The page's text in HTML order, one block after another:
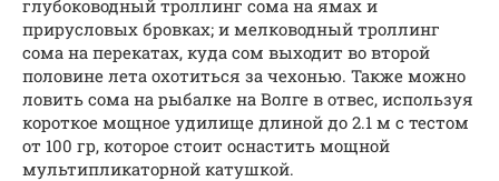
глубоководный троллинг сома на ямах и
прирусловых бровках; и мелководный троллинг
сома на перекатах, куда сом выходит во второй
половине лета охотиться за чехонью. Также можно
ловить сома на рыбалке на Волге в отвес, используя
короткое мощное удилище длиной до 2.1 м с тестом
от 100 гр, которое стоит оснастить мощной
мультипликаторной катушкой.